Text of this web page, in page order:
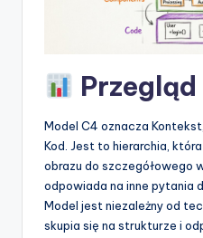
Model C4 oznacza
Kod. Jest to hierarchia,
obrazu do szczegółowego
odpowiada na inne pytania
Model jest niezależny od
skupia się na strukturze i